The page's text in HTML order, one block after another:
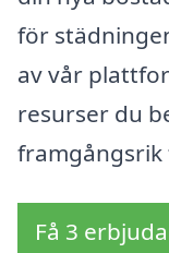
för
av vår
resurser du
Få 3